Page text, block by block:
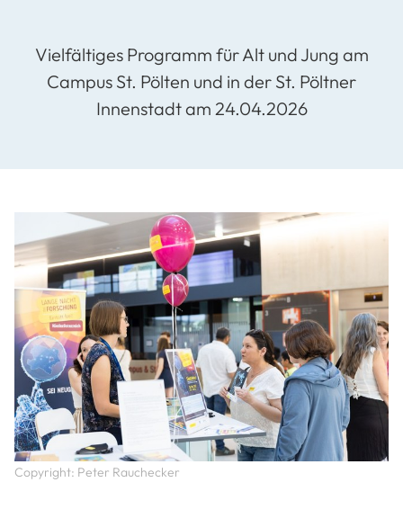
Vielfältiges Programm für Alt und Jung am
Campus St. Pölten und in der St. Pöltner
Innenstadt am 24.04.2026
Copyright: Peter Rauchecker